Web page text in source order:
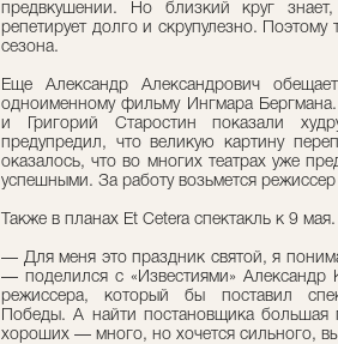
предвкушении. Но близкий круг
репетирует долго и скрупулезно. Поэтому
сезона.
Еще Александр Александрович
одноименному фильму Ингмара
и Григорий Старостин показали
предупредил, что великую картину
оказалось, что во многих театрах уже
успешными. За работу возьмется
Также в планах Et Cetera спектакль к 9 мая.
— Для меня это праздник святой, я
— поделился с «Известиями»
режиссера, который бы поставил
Победы. А найти постановщика
хороших — много, но хочется сильного,